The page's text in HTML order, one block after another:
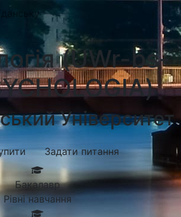
(UWr-bs-
Університет
Задати питання
Бакалавр
Рівні навчання